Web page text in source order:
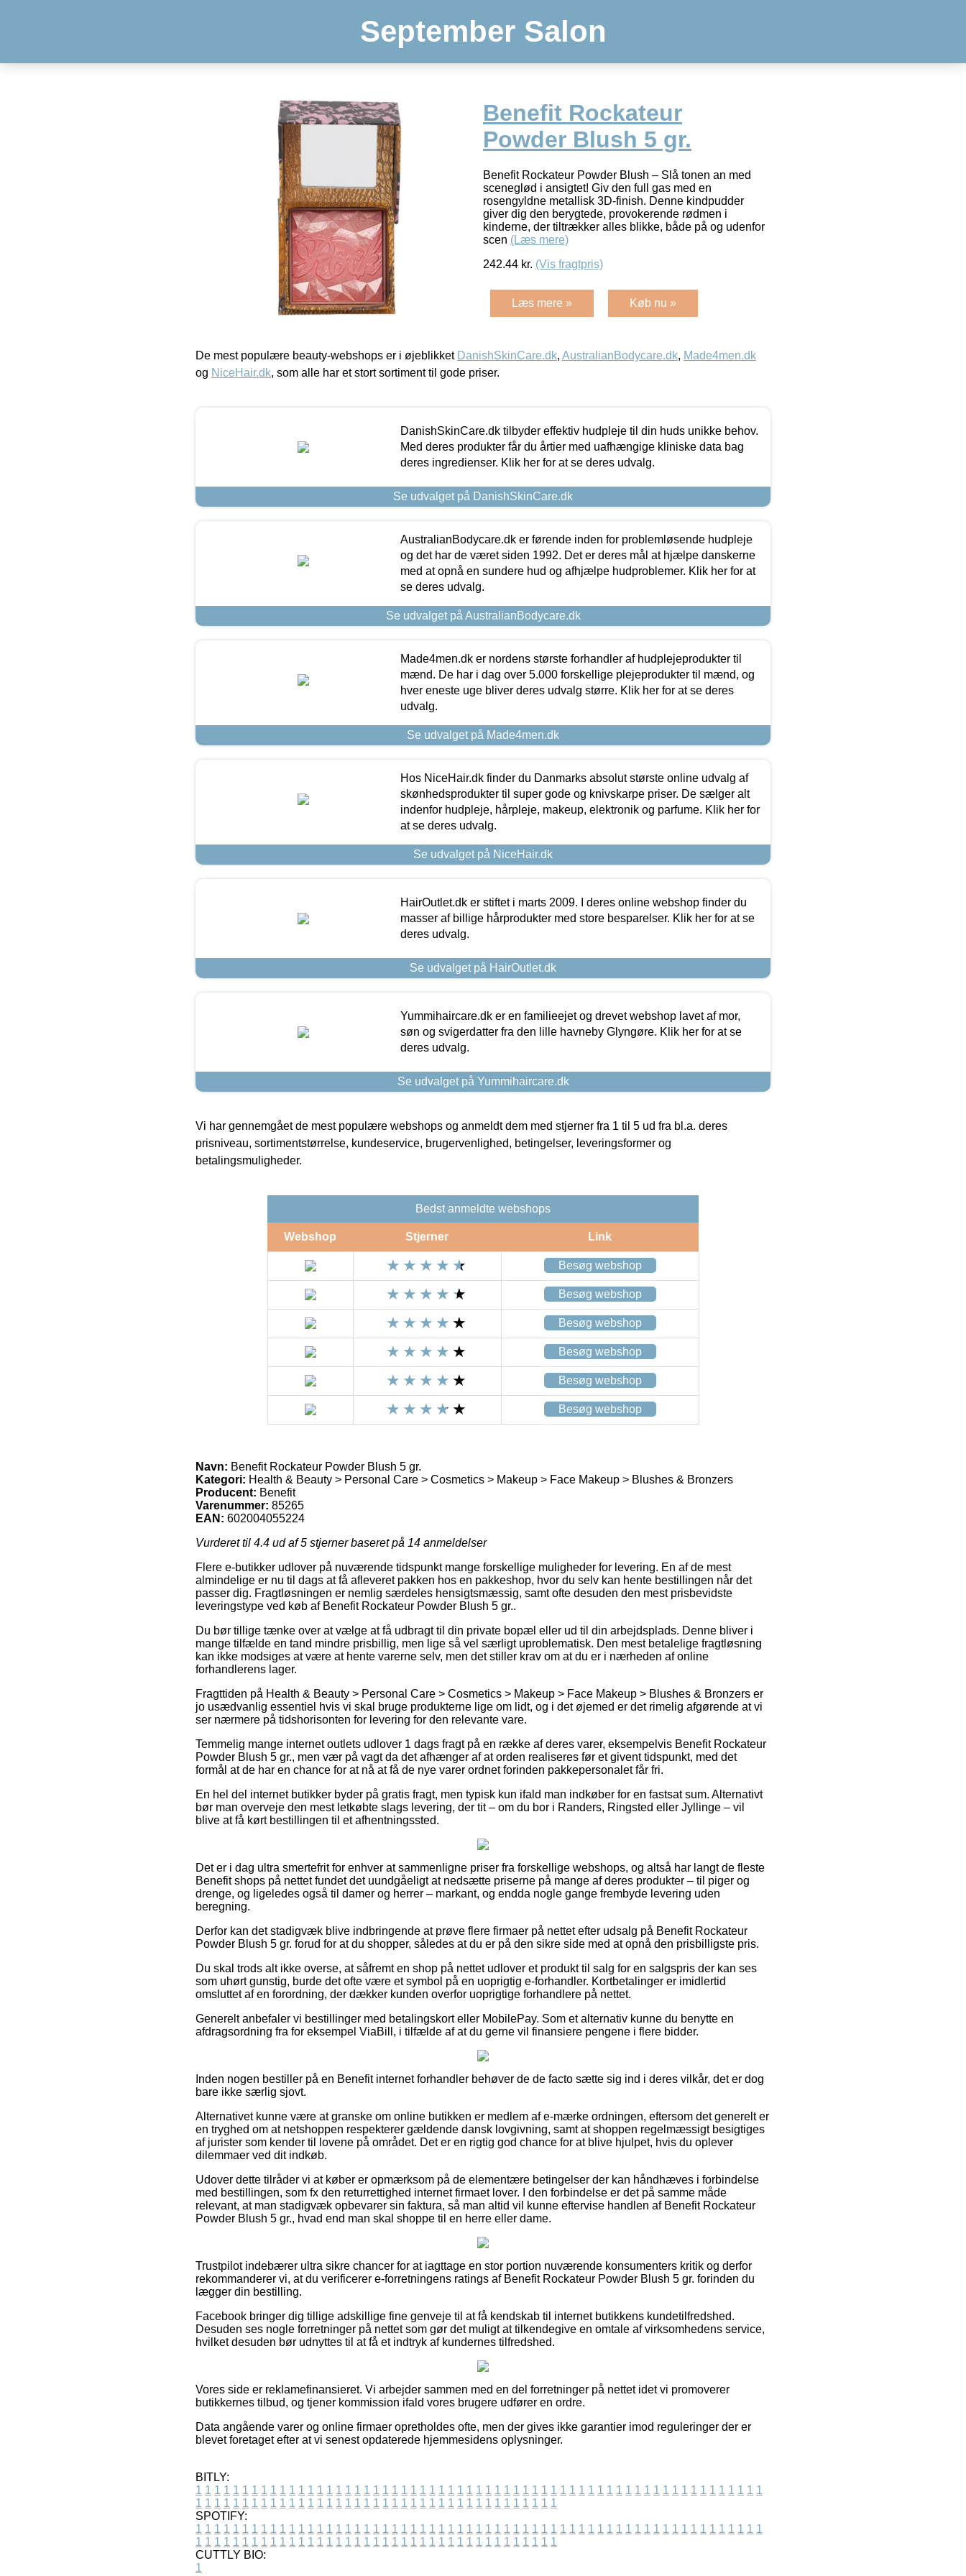
September Salon
Benefit Rockateur
Powder Blush 5 gr.
Benefit Rockateur Powder Blush – Slå tonen an med
sceneglød i ansigtet! Giv den full gas med en
rosengyldne metallisk 3D-finish. Denne kindpudder
giver dig den berygtede, provokerende rødmen i
kinderne, der tiltrækker alles blikke, både på og udenfor
scen (Læs mere)
242.44 kr. (Vis fragtpris)
Læs mere » Køb nu »
De mest populære beauty-webshops er i øjeblikket DanishSkinCare.dk, AustralianBodycare.dk, Made4men.dk
og NiceHair.dk, som alle har et stort sortiment til gode priser.
DanishSkinCare.dk tilbyder effektiv hudpleje til din huds unikke behov.
Med deres produkter får du årtier med uafhængige kliniske data bag
deres ingredienser. Klik her for at se deres udvalg.
Se udvalget på DanishSkinCare.dk
AustralianBodycare.dk er førende inden for problemløsende hudpleje
og det har de været siden 1992. Det er deres mål at hjælpe danskerne
med at opnå en sundere hud og afhjælpe hudproblemer. Klik her for at
se deres udvalg.
Se udvalget på AustralianBodycare.dk
Made4men.dk er nordens største forhandler af hudplejeprodukter til
mænd. De har i dag over 5.000 forskellige plejeprodukter til mænd, og
hver eneste uge bliver deres udvalg større. Klik her for at se deres
udvalg.
Se udvalget på Made4men.dk
Hos NiceHair.dk finder du Danmarks absolut største online udvalg af
skønhedsprodukter til super gode og knivskarpe priser. De sælger alt
indenfor hudpleje, hårpleje, makeup, elektronik og parfume. Klik her for
at se deres udvalg.
Se udvalget på NiceHair.dk
HairOutlet.dk er stiftet i marts 2009. I deres online webshop finder du
masser af billige hårprodukter med store besparelser. Klik her for at se
deres udvalg.
Se udvalget på HairOutlet.dk
Yummihaircare.dk er en familieejet og drevet webshop lavet af mor,
søn og svigerdatter fra den lille havneby Glyngøre. Klik her for at se
deres udvalg.
Se udvalget på Yummihaircare.dk
Vi har gennemgået de mest populære webshops og anmeldt dem med stjerner fra 1 til 5 ud fra bl.a. deres
prisniveau, sortimentstørrelse, kundeservice, brugervenlighed, betingelser, leveringsformer og
betalingsmuligheder.
Bedst anmeldte webshops
Webshop Stjerner Link
Besøg webshop
Besøg webshop
Besøg webshop
Besøg webshop
Besøg webshop
Besøg webshop
Navn: Benefit Rockateur Powder Blush 5 gr.
Kategori: Health & Beauty > Personal Care > Cosmetics > Makeup > Face Makeup > Blushes & Bronzers
Producent: Benefit
Varenummer: 85265
EAN: 602004055224
Vurderet til 4.4 ud af 5 stjerner baseret på 14 anmeldelser
Flere e-butikker udlover på nuværende tidspunkt mange forskellige muligheder for levering. En af de mest
almindelige er nu til dags at få afleveret pakken hos en pakkeshop, hvor du selv kan hente bestillingen når det
passer dig. Fragtløsningen er nemlig særdeles hensigtsmæssig, samt ofte desuden den mest prisbevidste
leveringstype ved køb af Benefit Rockateur Powder Blush 5 gr..
Du bør tillige tænke over at vælge at få udbragt til din private bopæl eller ud til din arbejdsplads. Denne bliver i
mange tilfælde en tand mindre prisbillig, men lige så vel særligt uproblematisk. Den mest betalelige fragtløsning
kan ikke modsiges at være at hente varerne selv, men det stiller krav om at du er i nærheden af online
forhandlerens lager.
Fragttiden på Health & Beauty > Personal Care > Cosmetics > Makeup > Face Makeup > Blushes & Bronzers er
jo usædvanlig essentiel hvis vi skal bruge produkterne lige om lidt, og i det øjemed er det rimelig afgørende at vi
ser nærmere på tidshorisonten for levering for den relevante vare.
Temmelig mange internet outlets udlover 1 dags fragt på en række af deres varer, eksempelvis Benefit Rockateur
Powder Blush 5 gr., men vær på vagt da det afhænger af at orden realiseres før et givent tidspunkt, med det
formål at de har en chance for at nå at få de nye varer ordnet forinden pakkepersonalet får fri.
En hel del internet butikker byder på gratis fragt, men typisk kun ifald man indkøber for en fastsat sum. Alternativt
bør man overveje den mest letkøbte slags levering, der tit – om du bor i Randers, Ringsted eller Jyllinge – vil
blive at få kørt bestillingen til et afhentningssted.
Det er i dag ultra smertefrit for enhver at sammenligne priser fra forskellige webshops, og altså har langt de fleste
Benefit shops på nettet fundet det uundgåeligt at nedsætte priserne på mange af deres produkter – til piger og
drenge, og ligeledes også til damer og herrer – markant, og endda nogle gange frembyde levering uden
beregning.
Derfor kan det stadigvæk blive indbringende at prøve flere firmaer på nettet efter udsalg på Benefit Rockateur
Powder Blush 5 gr. forud for at du shopper, således at du er på den sikre side med at opnå den prisbilligste pris.
Du skal trods alt ikke overse, at såfremt en shop på nettet udlover et produkt til salg for en salgspris der kan ses
som uhørt gunstig, burde det ofte være et symbol på en uoprigtig e-forhandler. Kortbetalinger er imidlertid
omsluttet af en forordning, der dækker kunden overfor uoprigtige forhandlere på nettet.
Generelt anbefaler vi bestillinger med betalingskort eller MobilePay. Som et alternativ kunne du benytte en
afdragsordning fra for eksempel ViaBill, i tilfælde af at du gerne vil finansiere pengene i flere bidder.
Inden nogen bestiller på en Benefit internet forhandler behøver de de facto sætte sig ind i deres vilkår, det er dog
bare ikke særlig sjovt.
Alternativet kunne være at granske om online butikken er medlem af e-mærke ordningen, eftersom det generelt er
en tryghed om at netshoppen respekterer gældende dansk lovgivning, samt at shoppen regelmæssigt besigtiges
af jurister som kender til lovene på området. Det er en rigtig god chance for at blive hjulpet, hvis du oplever
dilemmaer ved dit indkøb.
Udover dette tilråder vi at køber er opmærksom på de elementære betingelser der kan håndhæves i forbindelse
med bestillingen, som fx den returrettighed internet firmaet lover. I den forbindelse er det på samme måde
relevant, at man stadigvæk opbevarer sin faktura, så man altid vil kunne eftervise handlen af Benefit Rockateur
Powder Blush 5 gr., hvad end man skal shoppe til en herre eller dame.
Trustpilot indebærer ultra sikre chancer for at iagttage en stor portion nuværende konsumenters kritik og derfor
rekommanderer vi, at du verificerer e-forretningens ratings af Benefit Rockateur Powder Blush 5 gr. forinden du
lægger din bestilling.
Facebook bringer dig tillige adskillige fine genveje til at få kendskab til internet butikkens kundetilfredshed.
Desuden ses nogle forretninger på nettet som gør det muligt at tilkendegive en omtale af virksomhedens service,
hvilket desuden bør udnyttes til at få et indtryk af kundernes tilfredshed.
Vores side er reklamefinansieret. Vi arbejder sammen med en del forretninger på nettet idet vi promoverer
butikkernes tilbud, og tjener kommission ifald vores brugere udfører en ordre.
Data angående varer og online firmaer opretholdes ofte, men der gives ikke garantier imod reguleringer der er
blevet foretaget efter at vi senest opdaterede hjemmesidens oplysninger.
BITLY:
1 1 1 1 1 1 1 1 1 1 1 1 1 1 1 1 1 1 1 1 1 1 1 1 1 1 1 1 1 1 1 1 1 1 1 1 1 1 1 1 1 1 1 1 1 1 1 1 1 1 1 1 1 1 1 1 1 1 1 1 1
1 1 1 1 1 1 1 1 1 1 1 1 1 1 1 1 1 1 1 1 1 1 1 1 1 1 1 1 1 1 1 1 1 1 1 1 1 1 1
SPOTIFY:
1 1 1 1 1 1 1 1 1 1 1 1 1 1 1 1 1 1 1 1 1 1 1 1 1 1 1 1 1 1 1 1 1 1 1 1 1 1 1 1 1 1 1 1 1 1 1 1 1 1 1 1 1 1 1 1 1 1 1 1 1
1 1 1 1 1 1 1 1 1 1 1 1 1 1 1 1 1 1 1 1 1 1 1 1 1 1 1 1 1 1 1 1 1 1 1 1 1 1 1
CUTTLY BIO:
1